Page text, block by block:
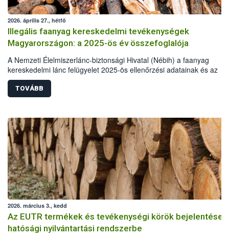
2026. április 27., hétfő
Illegális faanyag kereskedelmi tevékenységek
Magyarországon: a 2025-ös év összefoglalója
A Nemzeti Élelmiszerlánc-biztonsági Hivatal (Nébih) a faanyag
kereskedelmi lánc felügyelet 2025-ös ellenőrzési adatainak és az
illegális fakitermelés esetében más hatóságok, szervek statisztikai
alapján elkészítette a hazai illegális fakitermelés és kereskedelem
helyzetéről szóló összefoglalóját. A 2025-ös elemzés már kilenc év
fakitermelés és kereskedelem miatt több mint 62 millió forint
szabott ki bírságot a hatóság. Emellett 110 köbméter elkobzott
ingyenes átadására került sor, elsősorban a pályázó
részére.
TOVÁBB
2026. március 3., kedd
Az EUTR termékek és tevékenységi körök bejelentése a
hatósági nyilvántartási rendszerbe